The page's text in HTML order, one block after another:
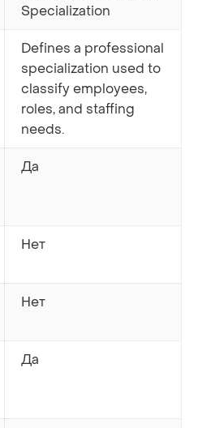
Specialization
Defines a professional
specialization used to
classify employees,
roles, and staffing
needs.
Да
Нет
Нет
Да